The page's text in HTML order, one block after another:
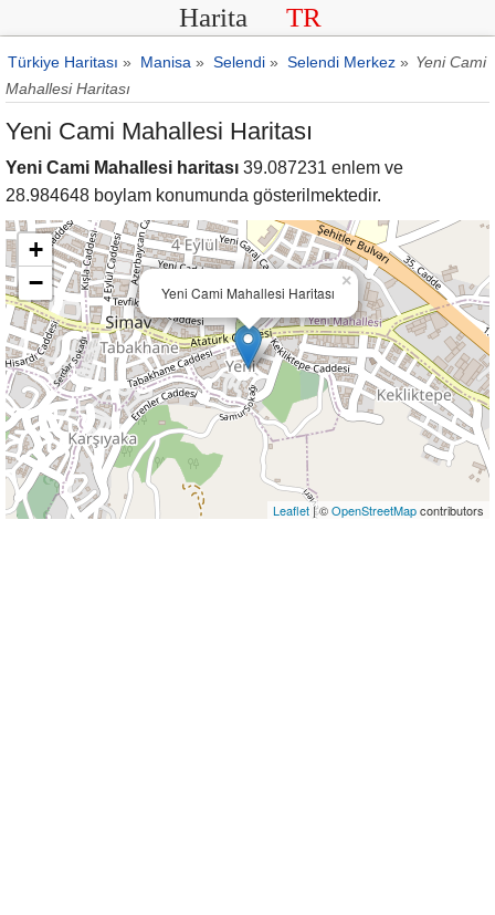
Harita TR
Türkiye Haritası » Manisa » Selendi » Selendi Merkez » Yeni Cami
Mahallesi Haritası
Yeni Cami Mahallesi Haritası
Yeni Cami Mahallesi haritası 39.087231 enlem ve
28.984648 boylam konumunda gösterilmektedir.
Yeni Cami Mahallesi Haritası
×
+
−
Leaflet| ©OpenStreetMapcontributors